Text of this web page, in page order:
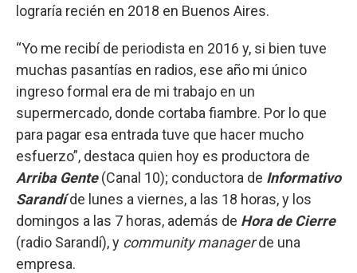
lograría recién en 2018 en Buenos Aires.
“Yo me recibí de periodista en 2016 y, si bien tuve
muchas pasantías en radios, ese año mi único
ingreso formal era de mi trabajo en un
supermercado, donde cortaba fiambre. Por lo que
para pagar esa entrada tuve que hacer mucho
esfuerzo”, destaca quien hoy es productora de
Arriba Gente(Canal 10); conductora de Informativo
Sarandíde lunes a viernes, a las 18 horas, y los
domingos a las 7 horas, además de Hora de Cierre
(radio Sarandí), y community managerde una
empresa.